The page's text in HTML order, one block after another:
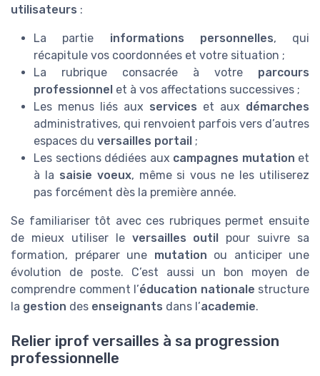
utilisateurs :
La partie informations personnelles, qui
récapitule vos coordonnées et votre situation ;
La rubrique consacrée à votre parcours
professionnel et à vos affectations successives ;
Les menus liés aux services et aux démarches
administratives, qui renvoient parfois vers d’autres
espaces du versailles portail ;
Les sections dédiées aux campagnes mutation et
à la saisie voeux, même si vous ne les utiliserez
pas forcément dès la première année.
Se familiariser tôt avec ces rubriques permet ensuite
de mieux utiliser le versailles outil pour suivre sa
formation, préparer une mutation ou anticiper une
évolution de poste. C’est aussi un bon moyen de
comprendre comment l’éducation nationale structure
la gestion des enseignants dans l’academie.
Relier iprof versailles à sa progression
professionnelle